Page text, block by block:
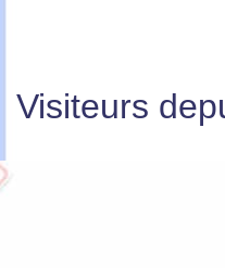
Visiteurs